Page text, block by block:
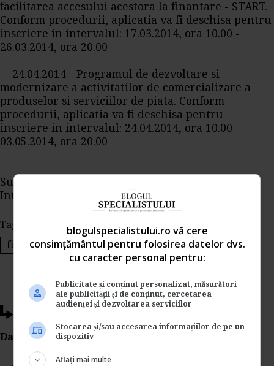
facilitarea accesului acestora la finantare - START.
Conform procedurii, aplicatia va fi deschisa pentru
inscriere in intervalul: 17.03.2014, ora 10.00 -
26.03.2014, ora 20.00
24.04.2014 - Programul de dezvoltare si
modernizare a activitatilor de comercializare a
produselor si serviciilor de piata. Conform
procedurii, aplicatia va fi deschisa pentru
inscriere in intervalul: 24.04.2014, ora 10.00 -
03.05.2014, ora 20.00
Sursa: Directia Implementare Programe pentru
Intreprinderi Mici si Mijlocii
Tags: imm-uri
finantare imm
finantare pentru imm-uri
sprijin imm
Da Like, Printeaza sau trimite pe Email!
blogulspecialistului.ro vă cere
consimțământul pentru folosirea datelor dvs.
cu caracter personal pentru:
Publicitate și conținut personalizat, măsurători
ale publicității și de conținut, cercetarea
audienței și dezvoltarea serviciilor
Stocarea și/sau accesarea informațiilor de pe un
dispozitiv
Aflați mai multe